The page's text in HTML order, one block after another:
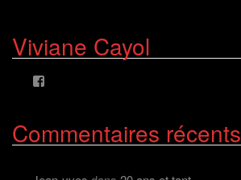
AlcazFR
sur
alcazfr
sur
Viviane Cayol
viviane.cayolalcaz
sur
Commentaires récents